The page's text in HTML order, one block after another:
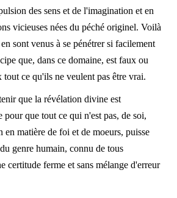
des sens et de l'imagination et en
vicieuses nées du péché originel. Voilà
sont venus à se pénétrer si facilement
que, dans ce domaine, est faux ou
ce qu'ils ne veulent pas être vrai.
que la révélation divine est
pour que tout ce qui n'est pas, de soi,
en matière de foi et de moeurs, puisse
genre humain, connu de tous
certitude ferme et sans mélange d'erreur